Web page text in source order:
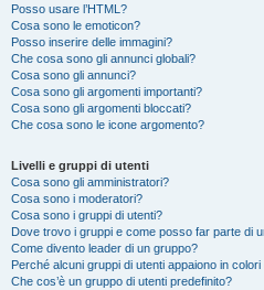
Posso usare l’HTML?
Cosa sono le emoticon?
Posso inserire delle immagini?
Che cosa sono gli annunci globali?
Cosa sono gli annunci?
Cosa sono gli argomenti importanti?
Cosa sono gli argomenti bloccati?
Che cosa sono le icone argomento?
Livelli e gruppi di utenti
Cosa sono gli amministratori?
Cosa sono i moderatori?
Cosa sono i gruppi di utenti?
Dove trovo i gruppi e come posso far parte di
Come divento leader di un gruppo?
Perché alcuni gruppi di utenti appaiono in colori
Che cos’è un gruppo di utenti predefinito?